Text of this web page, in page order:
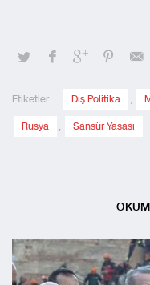
Etiketler: Dış Politika ,
Rusya , Sansür Yasası